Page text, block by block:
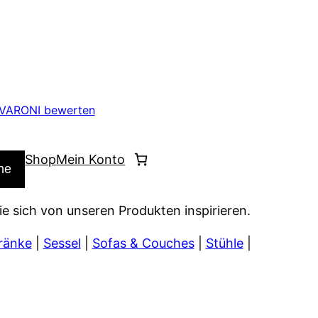
bewerten
ShopMein Konto
sich von unseren Produkten inspirieren.
| Sessel Sofas & Couches| Stühle|